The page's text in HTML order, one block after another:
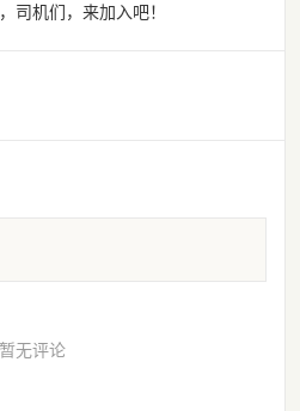
司机们，来加入吧！
暂无评论